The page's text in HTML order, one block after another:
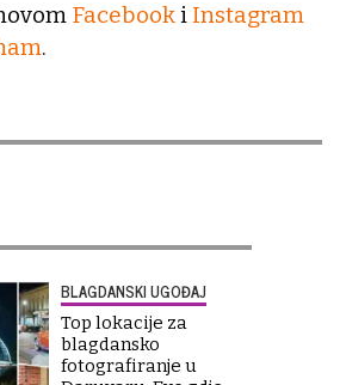
Facebooki Instagram
.
BLAGDANSKI UGOĐAJ
Top lokacije za
blagdansko
fotografiranje u